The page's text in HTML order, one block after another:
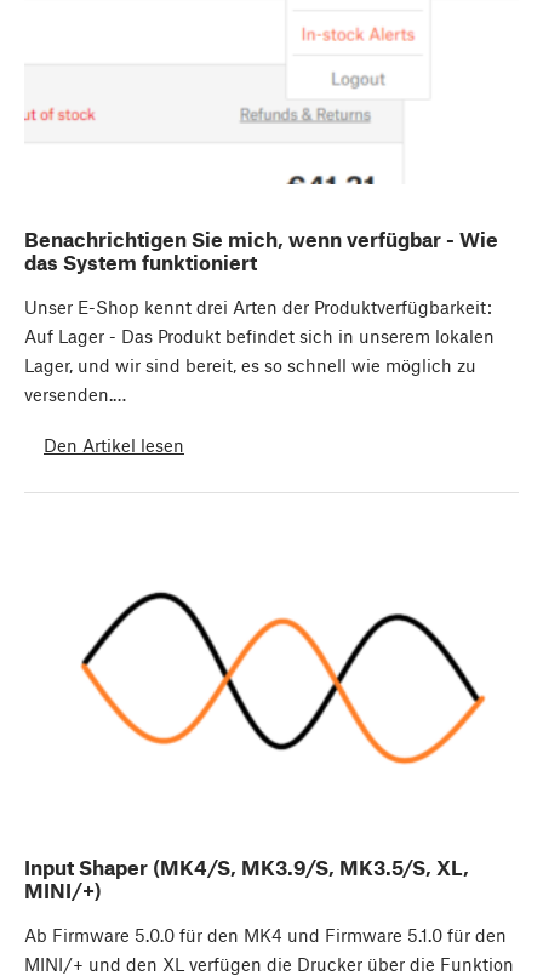
Benachrichtigen Sie mich, wenn verfügbar - Wie
das System funktioniert
Unser E-Shop kennt drei Arten der Produktverfügbarkeit:
Auf Lager - Das Produkt befindet sich in unserem lokalen
Lager, und wir sind bereit, es so schnell wie möglich zu
versenden.…
Den Artikel lesen
Input Shaper (MK4/S, MK3.9/S, MK3.5/S, XL,
MINI/+)
Ab Firmware 5.0.0 für den MK4 und Firmware 5.1.0 für den
MINI/+ und den XL verfügen die Drucker über die Funktion